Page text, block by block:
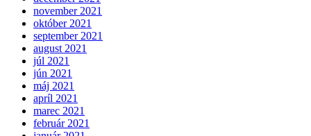
november 2021
október 2021
september 2021
august 2021
júl 2021
jún 2021
máj 2021
apríl 2021
marec 2021
február 2021